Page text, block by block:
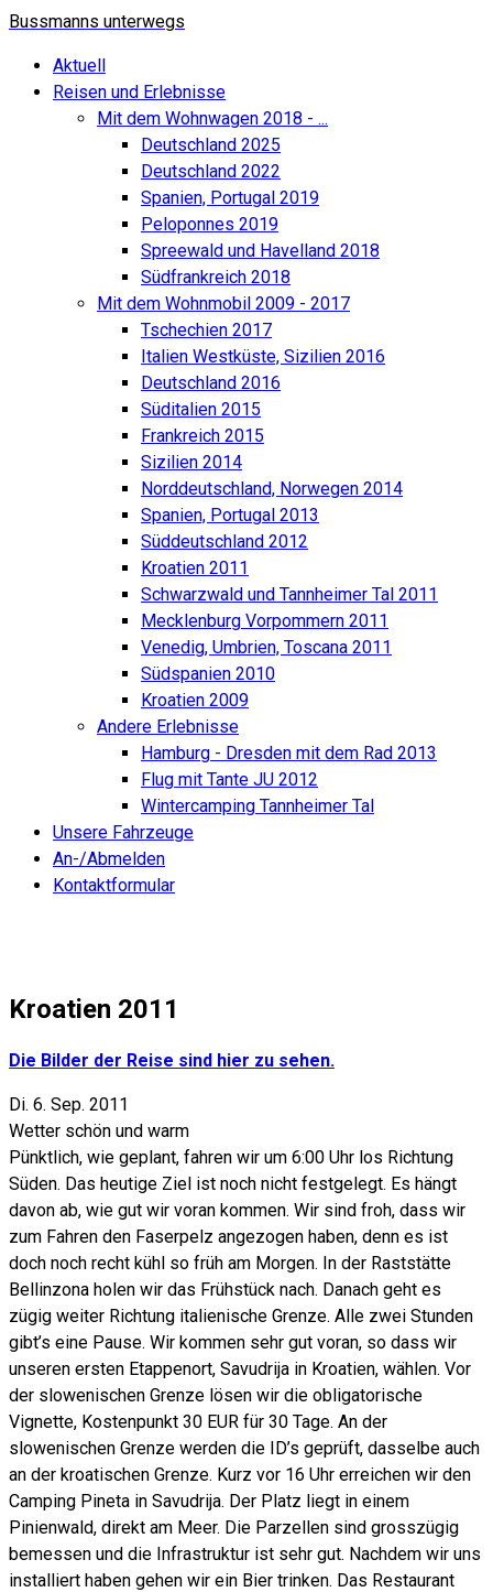
Bussmanns unterwegs
Aktuell
Reisen und Erlebnisse
Mit dem Wohnwagen 2018 - ...
Deutschland 2025
Deutschland 2022
Spanien, Portugal 2019
Peloponnes 2019
Spreewald und Havelland 2018
Südfrankreich 2018
Mit dem Wohnmobil 2009 - 2017
Tschechien 2017
Italien Westküste, Sizilien 2016
Deutschland 2016
Süditalien 2015
Frankreich 2015
Sizilien 2014
Norddeutschland, Norwegen 2014
Spanien, Portugal 2013
Süddeutschland 2012
Kroatien 2011
Schwarzwald und Tannheimer Tal 2011
Mecklenburg Vorpommern 2011
Venedig, Umbrien, Toscana 2011
Südspanien 2010
Kroatien 2009
Andere Erlebnisse
Hamburg - Dresden mit dem Rad 2013
Flug mit Tante JU 2012
Wintercamping Tannheimer Tal
Unsere Fahrzeuge
An-/Abmelden
Kontaktformular
Kroatien 2011
Die Bilder der Reise sind hier zu sehen.
Di. 6. Sep. 2011
Wetter schön und warm
Pünktlich, wie geplant, fahren wir um 6:00 Uhr los Richtung
Süden. Das heutige Ziel ist noch nicht festgelegt. Es hängt
davon ab, wie gut wir voran kommen. Wir sind froh, dass wir
zum Fahren den Faserpelz angezogen haben, denn es ist
doch noch recht kühl so früh am Morgen. In der Raststätte
Bellinzona holen wir das Frühstück nach. Danach geht es
zügig weiter Richtung italienische Grenze. Alle zwei Stunden
gibt’s eine Pause. Wir kommen sehr gut voran, so dass wir
unseren ersten Etappenort, Savudrija in Kroatien, wählen. Vor
der slowenischen Grenze lösen wir die obligatorische
Vignette, Kostenpunkt 30 EUR für 30 Tage. An der
slowenischen Grenze werden die ID’s geprüft, dasselbe auch
an der kroatischen Grenze. Kurz vor 16 Uhr erreichen wir den
Camping Pineta in Savudrija. Der Platz liegt in einem
Pinienwald, direkt am Meer. Die Parzellen sind grosszügig
bemessen und die Infrastruktur ist sehr gut. Nachdem wir uns
installiert haben gehen wir ein Bier trinken. Das Restaurant